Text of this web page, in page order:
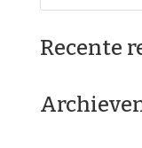
Recente